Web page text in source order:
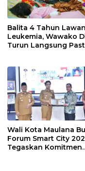
Balita 4 Tahun Lawan
Leukemia, Wawako
Turun Langsung
Wali Kota Maulana
Forum Smart City
Tegaskan Komitmen